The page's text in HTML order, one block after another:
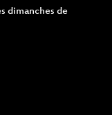
dimanches de